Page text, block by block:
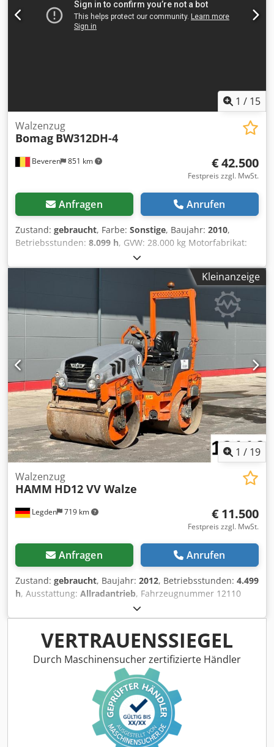
1 / 15
Beveren 851 km
Walzenzug
Bomag BW312DH-4
€ 42.500
Festpreis zzgl. MwSt.
Anfragen Anrufen
Zustand: gebraucht, Farbe: Sonstige, Baujahr: 2010,
Betriebsstunden: 8.099 h, GVW: 28.000 kg Motorfabrikat:
Deutz CE-Kennzeichnung: ja Seriennummer:
101583141318 Maschinen zum Verkauf! Besuchen Sie
unsere Webseite, um eine Vielzahl sofort verfügbarer
Maschinen zu entdecken. Wir bieten mehr Optionen als
online angezeigt, kontaktieren Sie uns daher gerne
jederzeit telefonisch oder per E-Mail. Alle unsere
Maschinen sind vollständig gewartet und auf
Zuverlässigkeit geprüft. Benötigen Sie Bilder? Senden Sie
uns eine Anfrage, und wir stellen sie Ihnen umgehend zur
Verfügung. Wir beraten Sie gerne auf Niederländisch,
Englisch, Französisch, Deutsch, Spanisch und Russisch.
Cedpozblcrjfx Agujha Entdecken Sie unser umfangreiches
Sortiment an zuverlässigen Maschinen.
Kleinanzeige
1 / 19
Legden 719 km
Walzenzug
HAMM HD12 VV Walze
€ 11.500
Festpreis zzgl. MwSt.
Anfragen Anrufen
Zustand: gebraucht, Baujahr: 2012, Betriebsstunden: 4.499
h, Ausstattung: Allradantrieb, Fahrzeugnummer 12110
Chedpsy T Ulhofx Aguja Irrtümer & Zwischenverkauf
vorbehalten
VERTRAUENSSIEGEL
Durch Maschinensucher zertifizierte Händler